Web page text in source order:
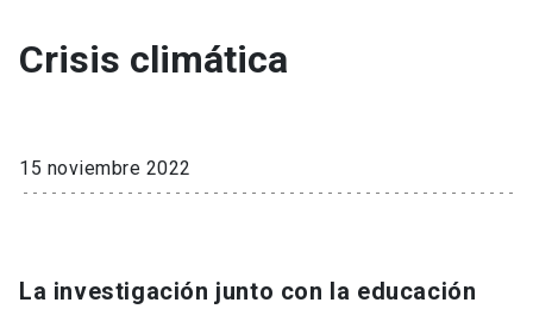
Facultades, escuelas e
Investigación
Extensión
Crisis climática
15 noviembre 2022
La investigación junto con la educación